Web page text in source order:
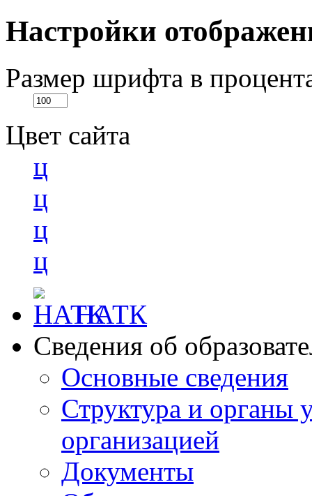
Настройки
Размер шрифта в
Цвет сайта
ц
ц
ц
ц
НАТК
Сведения об
Основные сведения
Структура и органы
организацией
Документы